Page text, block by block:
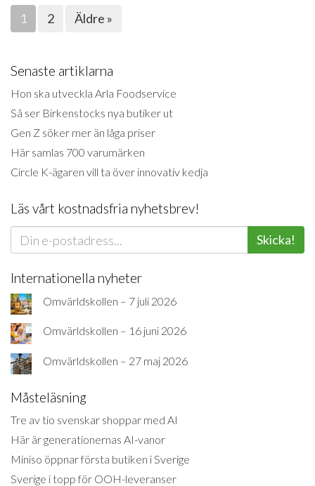
1 2 Äldre »
Senaste artiklarna
Hon ska utveckla Arla Foodservice
Så ser Birkenstocks nya butiker ut
Gen Z söker mer än låga priser
Här samlas 700 varumärken
Circle K-ägaren vill ta över innovativ kedja
Läs vårt kostnadsfria nyhetsbrev!
Skicka!
Internationella nyheter
Omvärldskollen – 7 juli 2026
Omvärldskollen – 16 juni 2026
Omvärldskollen – 27 maj 2026
Måsteläsning
Tre av tio svenskar shoppar med AI
Här är generationernas AI-vanor
Miniso öppnar första butiken i Sverige
Sverige i topp för OOH-leveranser